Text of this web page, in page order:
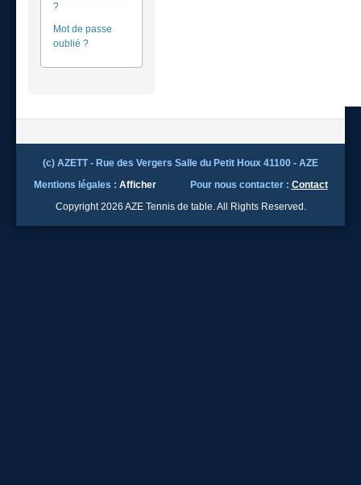
?
Mot de passe
oublié ?
(c) AZETT - Rue des Vergers Salle du Petit Houx 41100 - AZE
Mentions légales : Afficher Pour nous contacter : Contact
Copyright 2026 AZE Tennis de table. All Rights Reserved.